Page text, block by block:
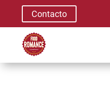
Contacto